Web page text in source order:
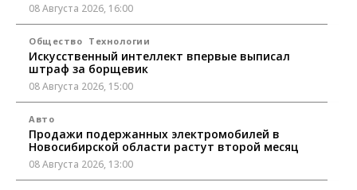
08 Августа 2026, 16:00
Общество Технологии
Искусственный интеллект впервые выписал
штраф за борщевик
08 Августа 2026, 15:00
Авто
Продажи подержанных электромобилей в
Новосибирской области растут второй месяц
08 Августа 2026, 13:00